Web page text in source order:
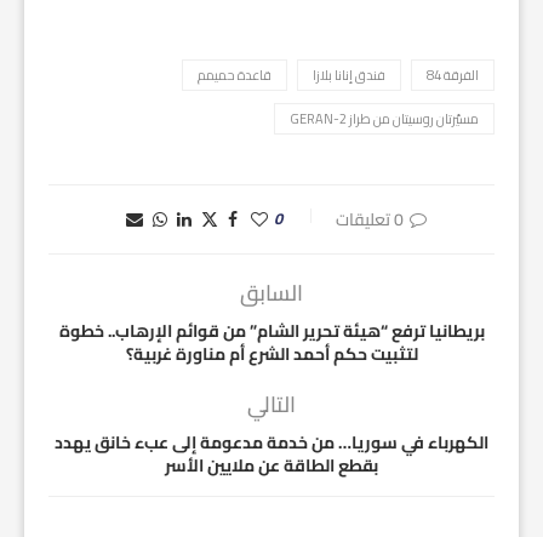
الفرقة 84 فندق إنانا بلازا
قاعدة حميمم
مسيّرتان روسيتان من طراز GERAN-2
0 تعليقات 0
السابق
بريطانيا ترفع “هيئة تحرير الشام” من قوائم الإرهاب.. خطوة
لتثبيت حكم أحمد الشرع أم مناورة غربية؟
التالي
الكهرباء في سوريا… من خدمة مدعومة إلى عبء خانق يهدد
بقطع الطاقة عن ملايين الأسر